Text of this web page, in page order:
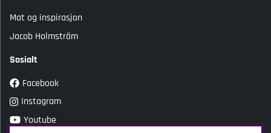
Mat og inspirasjon
Jacob Holmström
Sosialt
Facebook
Instagram
Youtube